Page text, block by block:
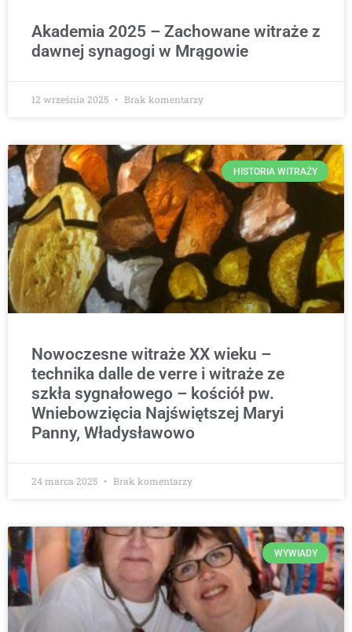
Akademia 2025 – Zachowane witraże z
dawnej synagogi w Mrągowie
12 września 2025 Brak komentarzy
HISTORIA WITRAŻY
Nowoczesne witraże XX wieku –
technika dalle de verre i witraże ze
szkła sygnałowego – kościół pw.
Wniebowzięcia Najświętszej Maryi
Panny, Władysławowo
24 marca 2025 Brak komentarzy
WYWIADY